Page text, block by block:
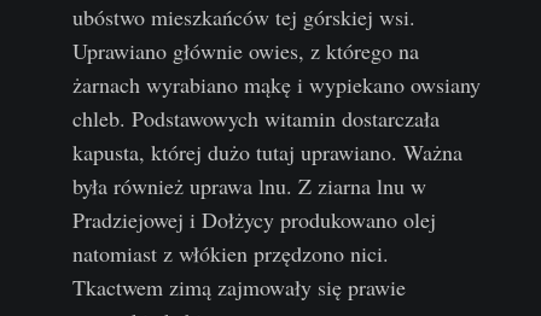
ubóstwo mieszkańców tej górskiej wsi.
Uprawiano głównie owies, z którego na
żarnach wyrabiano mąkę i wypiekano owsiany
chleb. Podstawowych witamin dostarczała
kapusta, której dużo tutaj uprawiano. Ważna
była również uprawa lnu. Z ziarna lnu w
Pradziejowej i Dołżycy produkowano olej
natomiast z włókien przędzono nici.
Tkactwem zimą zajmowały się prawie